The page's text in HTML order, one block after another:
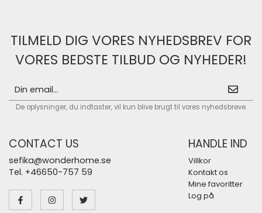
TILMELD DIG VORES NYHEDSBREV FOR
VORES BEDSTE TILBUD OG NYHEDER!
De oplysninger, du indtaster, vil kun blive brugt til vores nyhedsbreve.
CONTACT US
sefika@wonderhome.se
Tel. +46650-757 59
HANDLE IND
Villkor
Kontakt os
Mine favoritter
Log på